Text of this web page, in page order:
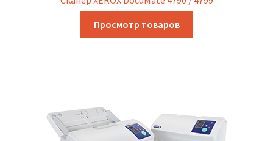
Просмотр товаров